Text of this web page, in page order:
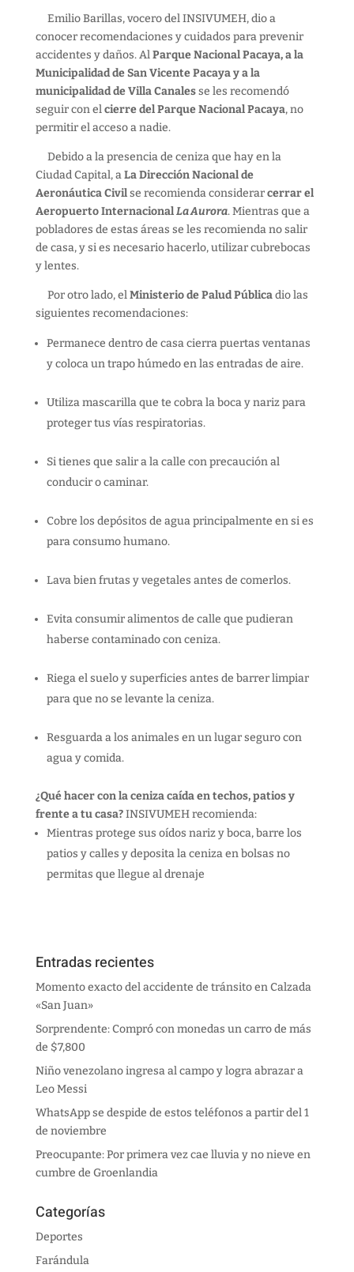
Emilio Barillas, vocero del INSIVUMEH, dio a
conocer recomendaciones y cuidados para prevenir
accidentes y daños. AlParque Nacional Pacaya, a la
Municipalidad de San Vicente Pacaya y a la
municipalidad de Villa Canalesse les recomendó
seguir con elcierre del Parque Nacional Pacaya, no
permitir el acceso a nadie.
Debido a la presencia de ceniza que hay en la
Ciudad Capital, aLa Dirección Nacional de
Aeronáutica Civilse recomienda considerarcerrar el
Aeropuerto InternacionalLa Aurora. Mientras que a
pobladores de estas áreas se les recomienda no salir
de casa, y si es necesario hacerlo, utilizar cubrebocas
y lentes.
Por otro lado, elMinisterio de Palud Públicadio las
siguientes recomendaciones:
Permanece dentro de casa cierra puertas ventanas
y coloca un trapo húmedo en las entradas de aire.
Utiliza mascarilla que te cobra la boca y nariz para
proteger tus vías respiratorias.
Si tienes que salir a la calle con precaución al
conducir o caminar.
Cobre los depósitos de agua principalmente en si es
para consumo humano.
Lava bien frutas y vegetales antes de comerlos.
Evita consumir alimentos de calle que pudieran
haberse contaminado con ceniza.
Riega el suelo y superficies antes de barrer limpiar
para que no se levante la ceniza.
Resguarda a los animales en un lugar seguro con
agua y comida.
¿Qué hacer con la ceniza caída en techos, patios y
frente a tu casa?INSIVUMEH recomienda:
Mientras protege sus oídos nariz y boca, barre los
patios y calles y deposita la ceniza en bolsas no
permitas que llegue al drenaje
Entradas recientes
Momento exacto del accidente de tránsito en Calzada
«San Juan»
Sorprendente: Compró con monedas un carro de más
de $7,800
Niño venezolano ingresa al campo y logra abrazar a
Leo Messi
WhatsApp se despide de estos teléfonos a partir del 1
de noviembre
Preocupante: Por primera vez cae lluvia y no nieve en
cumbre de Groenlandia
Categorías
Deportes
Farándula